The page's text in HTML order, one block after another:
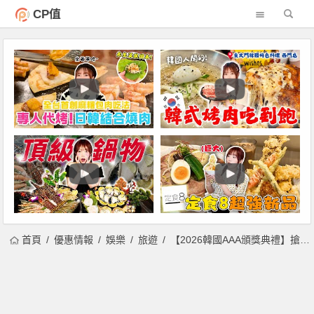
CP值
首頁 優惠情報 娛樂 旅遊 【2026韓國AAA頒獎典禮】搶票時間/門票/出席名單/購票一次看！